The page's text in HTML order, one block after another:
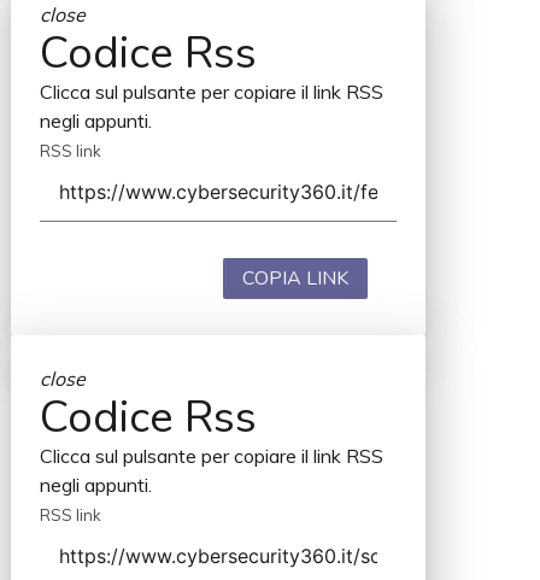
close
Codice Rss
Clicca sul pulsante per copiare il link RSS
negli appunti.
RSS link
COPIA LINK
close
Codice Rss
Clicca sul pulsante per copiare il link RSS
negli appunti.
RSS link